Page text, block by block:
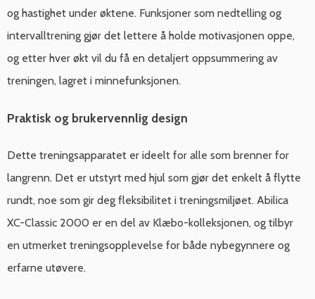
og hastighet under øktene. Funksjoner som nedtelling og
intervalltrening gjør det lettere å holde motivasjonen oppe,
og etter hver økt vil du få en detaljert oppsummering av
treningen, lagret i minnefunksjonen.
Praktisk og brukervennlig design
Dette treningsapparatet er ideelt for alle som brenner for
langrenn. Det er utstyrt med hjul som gjør det enkelt å flytte
rundt, noe som gir deg fleksibilitet i treningsmiljøet. Abilica
XC-Classic 2000 er en del av Klæbo-kolleksjonen, og tilbyr
en utmerket treningsopplevelse for både nybegynnere og
erfarne utøvere.